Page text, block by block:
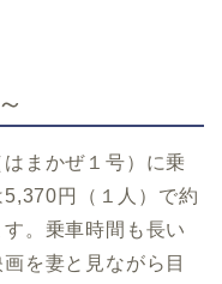
まかぜ１号）に乗
円（１人）で約
。乗車時間も長い
を妻と見ながら目